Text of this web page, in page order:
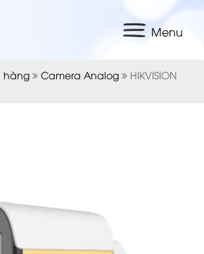
Menu
hàng Camera Analog
HIKVISION